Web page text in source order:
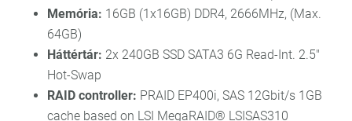
Memória: 16GB (1x16GB) DDR4, 2666MHz, (Max.
64GB)
Háttértár: 2x 240GB SSD SATA3 6G Read-Int. 2.5"
Hot-Swap
RAID controller: PRAID EP400i, SAS 12Gbit/s 1GB
cache based on LSI MegaRAID® LSISAS310